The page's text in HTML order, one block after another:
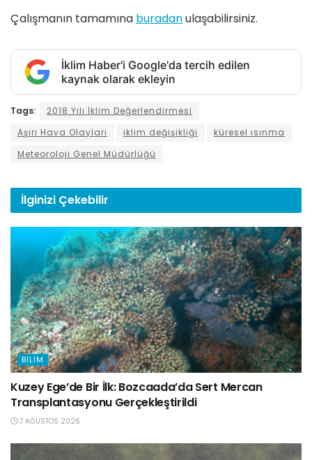
Çalışmanın tamamına buradanulaşabilirsiniz.
İklim Haber'i Google'da tercih edilen
kaynak olarak ekleyin
Tags:
2018 Yılı İklim Değerlendirmesi
Aşırı Hava Olayları
iklim değişikliği
küresel ısınma
Meteoroloji Genel Müdürlüğü
İlginizi Çekebilir
BILIM
Kuzey Ege’de Bir İlk: Bozcaada’da Sert Mercan
Transplantasyonu Gerçekleştirildi
7 AĞUSTOS 2026